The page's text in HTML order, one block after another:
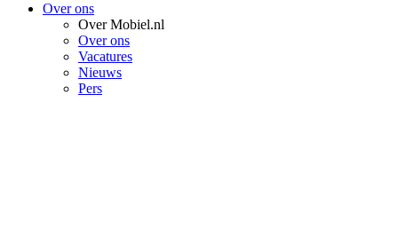
Over ons
Over Mobiel.nl
Over ons
Vacatures
Nieuws
Pers